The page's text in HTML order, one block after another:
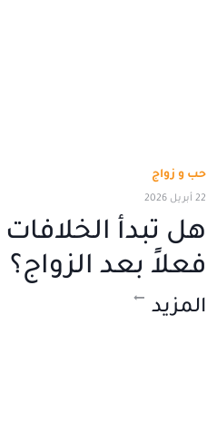
حب و زواج
22 أبريل 2026
هل تبدأ الخلافات
فعلاً بعد الزواج؟
المزيد